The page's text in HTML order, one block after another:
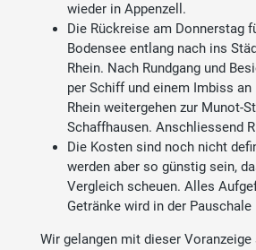
wieder in Appenzell.
Die Rückreise am Donnerstag
Bodensee entlang nach ins
Rhein. Nach Rundgang und
per Schiff und einem Imbiss an
Rhein weitergehen zur Munot-
Schaffhausen. Anschliessend
Die Kosten sind noch nicht
werden aber so günstig sein,
Vergleich scheuen. Alles
Getränke wird in der
Wir gelangen mit dieser Voranzeige